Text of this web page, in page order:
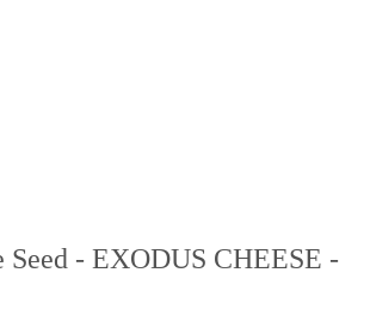
Seed - EXODUS CHEESE -